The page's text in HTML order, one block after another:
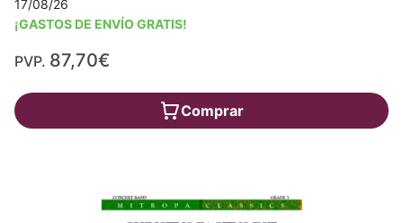
17/08/26
¡GASTOS DE ENVÍO GRATIS!
PVP. 87,70€
Comprar